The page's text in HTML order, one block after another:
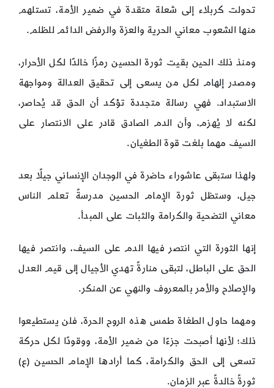
تحولت كربلاء إلى شعلة متقدة في ضمير الأمة، تستلهم
منها الشعوب معاني الحرية والعزة والرفض الدائم للظلم.
ومنذ ذلك الحين بقيت ثورة الحسين رمزًا خالدًا لكل الأحرار،
ومصدر إلهام لكل من يسعى إلى تحقيق العدالة ومواجهة
الاستبداد. فهي رسالة متجددة تؤكد أن الحق قد يُحاصر،
لكنه لا يُهزم، وأن الدم الصادق قادر على الانتصار على
السيف مهما بلغت قوة الطغيان.
ولهذا ستبقى عاشوراء حاضرة في الوجدان الإنساني جيلًا بعد
جيل، وستظل ثورة الإمام الحسين مدرسةً تعلم الناس
معاني التضحية والكرامة والثبات على المبدأ.
إنها الثورة التي انتصر فيها الدم على السيف، وانتصر فيها
الحق على الباطل، لتبقى منارةً تهدي الأجيال إلى قيم العدل
والإصلاح والأمر بالمعروف والنهي عن المنكر.
ومهما حاول الطغاة طمس هذه الروح الحرة، فلن يستطيعوا
ذلك؛ لأنها أصبحت جزءًا من ضمير الأمة، ووقودًا لكل حركة
تسعى إلى الحق والكرامة، كما أرادها الإمام الحسين (ع)
ثورةً خالدةً عبر الزمان.